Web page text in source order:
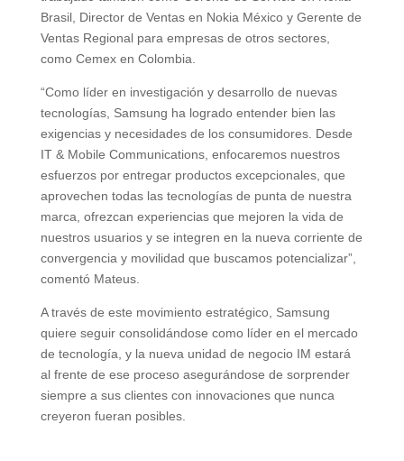
Brasil, Director de Ventas en Nokia México y Gerente de
Ventas Regional para empresas de otros sectores,
como Cemex en Colombia.
“Como líder en investigación y desarrollo de nuevas
tecnologías, Samsung ha logrado entender bien las
exigencias y necesidades de los consumidores. Desde
IT & Mobile Communications, enfocaremos nuestros
esfuerzos por entregar productos excepcionales, que
aprovechen todas las tecnologías de punta de nuestra
marca, ofrezcan experiencias que mejoren la vida de
nuestros usuarios y se integren en la nueva corriente de
convergencia y movilidad que buscamos potencializar”,
comentó Mateus.
A través de este movimiento estratégico, Samsung
quiere seguir consolidándose como líder en el mercado
de tecnología, y la nueva unidad de negocio IM estará
al frente de ese proceso asegurándose de sorprender
siempre a sus clientes con innovaciones que nunca
creyeron fueran posibles.